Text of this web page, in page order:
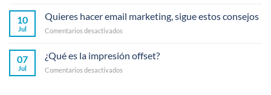
ejemplos
de
ambient
que
barreras
10
Jul
Quieres hacer email marketing, sigue estos consejos
Comentarios desactivados
email
marketing,
07
Jul
¿Qué es la impresión offset?
Comentarios desactivados